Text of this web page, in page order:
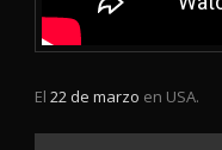
El 22 de marzo en USA.